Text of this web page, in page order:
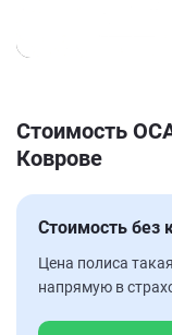
Стоимость
Коврове
Стоимость без
Цена полиса
напрямую в